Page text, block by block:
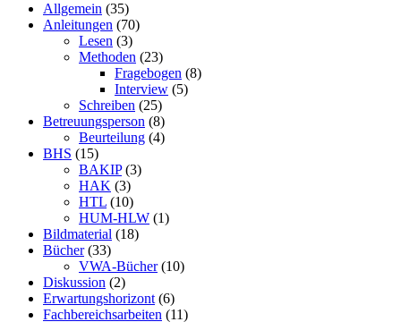
Allgemein (35)
Anleitungen (70)
Lesen (3)
Methoden (23)
Fragebogen (8)
Interview (5)
Schreiben (25)
Betreuungsperson (8)
Beurteilung (4)
BHS (15)
BAKIP(3)
HAK (3)
HTL (10)
HUM-HLW (1)
Bildmaterial (18)
Bücher(33)
VWA-Bücher(10)
Diskussion (2)
Erwartungshorizont (6)
Fachbereichsarbeiten (11)